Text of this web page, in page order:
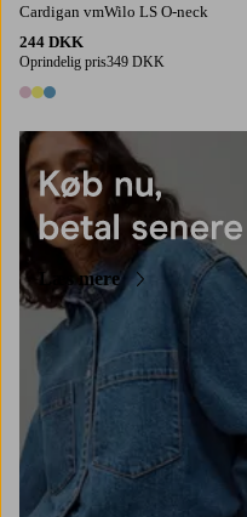
Cardigan vmWilo LS O-neck
244 DKK
Oprindelig pris349 DKK
3 farver
Læs mere